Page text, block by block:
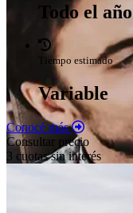
Todo el año
Tiempo estimado
Variable
Conocé más
Consultar precio
3 cuotas sin interés